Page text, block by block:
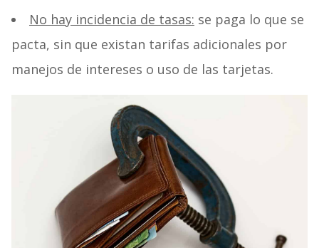
No hay incidencia de tasas: se paga lo que se
pacta, sin que existan tarifas adicionales por
manejos de intereses o uso de las tarjetas.